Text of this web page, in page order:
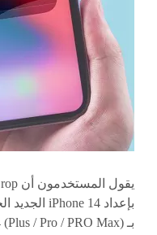
بـ iPhone 14 (Plus / Pro / PRO Max) .